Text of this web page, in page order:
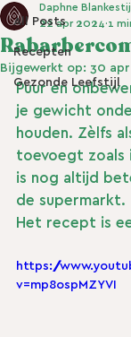
All Posts
Recepten
Gezonde Leefstijl
Daphne
22 apr 2024 1
Bijgewerkt op: 30
Puur en
je gewicht
houden. Zèlfs
toevoegt
is nog altijd
de supermarkt.
Het recept is
https://
v=mp8ospMZYVI